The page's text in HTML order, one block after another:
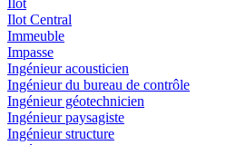
Ilot
Ilot Central
Immeuble
Impasse
Ingénieur acousticien
Ingénieur du bureau de contrôle
Ingénieur géotechnicien
Ingénieur paysagiste
Ingénieur structure